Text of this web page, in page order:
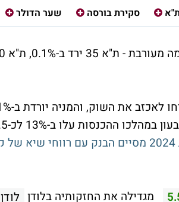
סקירת בורסה שער הדולר
90 עלה ב-0.2% והבנקים עלו ב-0.5%.
מגדילה את החזקותיה בלודן לודן